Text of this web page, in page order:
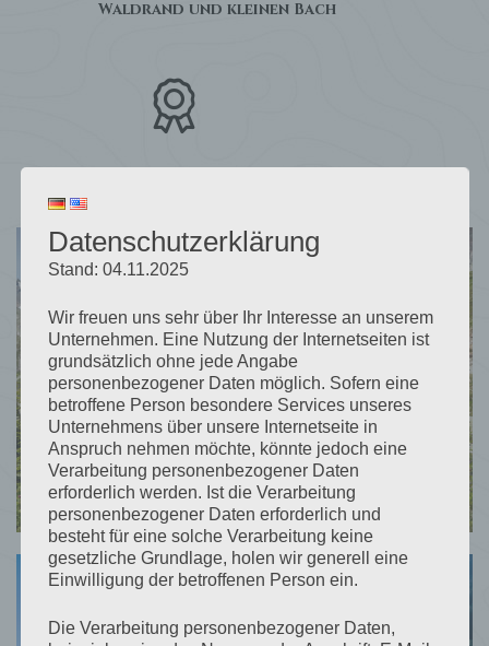
Waldrand und kleinen Bach
Datenschutzerklärung
Stand: 04.11.2025
Wir freuen uns sehr über Ihr Interesse an unserem
Unternehmen. Eine Nutzung der Internetseiten ist
grundsätzlich ohne jede Angabe
personenbezogener Daten möglich. Sofern eine
betroffene Person besondere Services unseres
Unternehmens über unsere Internetseite in
Anspruch nehmen möchte, könnte jedoch eine
Verarbeitung personenbezogener Daten
erforderlich werden. Ist die Verarbeitung
personenbezogener Daten erforderlich und
besteht für eine solche Verarbeitung keine
gesetzliche Grundlage, holen wir generell eine
Einwilligung der betroffenen Person ein.
Die Verarbeitung personenbezogener Daten,